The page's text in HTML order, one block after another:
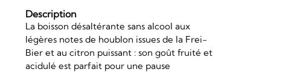
Description
La boisson désaltérante sans alcool aux
légères notes de houblon issues de la Frei-
Bier et au citron puissant : son goût fruité et
acidulé est parfait pour une pause